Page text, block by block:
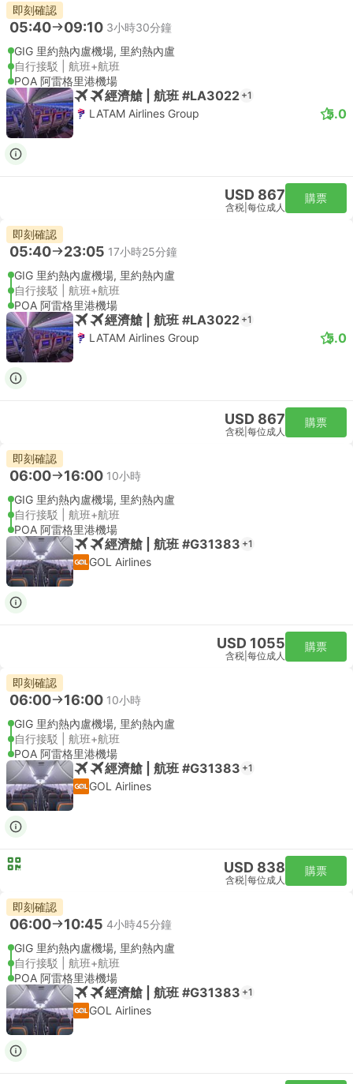
即刻確認
05:40 09:10 3小時30分鐘
GIG 里約熱內盧機場, 里約熱內盧
自行接駁 | 航班+航班
POA 阿雷格里港機場
經濟艙 | 航班 #LA3022 +1
LATAM Airlines Group 5.0
USD 867
含税 每位成人
購票
即刻確認
05:40 23:05 17小時25分鐘
GIG 里約熱內盧機場, 里約熱內盧
自行接駁 | 航班+航班
POA 阿雷格里港機場
經濟艙 | 航班 #LA3022 +1
LATAM Airlines Group 5.0
USD 867
含税 每位成人
購票
即刻確認
06:00 16:00 10小時
GIG 里約熱內盧機場, 里約熱內盧
自行接駁 | 航班+航班
POA 阿雷格里港機場
經濟艙 | 航班 #G31383 +1
GOL Airlines
USD 1055
含税 每位成人
購票
即刻確認
06:00 16:00 10小時
GIG 里約熱內盧機場, 里約熱內盧
自行接駁 | 航班+航班
POA 阿雷格里港機場
經濟艙 | 航班 #G31383 +1
GOL Airlines
USD 838
含税 每位成人
購票
即刻確認
06:00 10:45 4小時45分鐘
GIG 里約熱內盧機場, 里約熱內盧
自行接駁 | 航班+航班
POA 阿雷格里港機場
經濟艙 | 航班 #G31383 +1
GOL Airlines